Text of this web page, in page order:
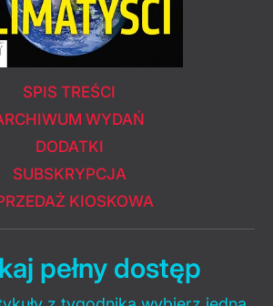
SPIS TREŚCI
WYDAŃ
DODATKI
SUBSKRYPCJA
KIOSKOWA
pełny dostęp